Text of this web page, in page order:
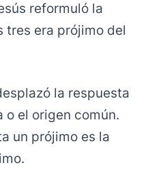
reformuló la
tres era prójimo del
la respuesta
o el origen común.
un prójimo es la